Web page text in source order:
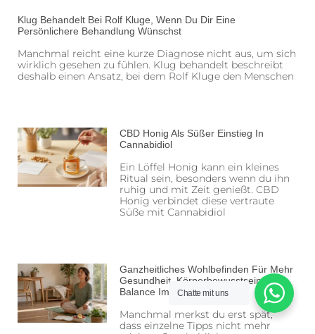
Klug Behandelt Bei Rolf Kluge, Wenn Du Dir Eine
Persönlichere Behandlung Wünschst
Manchmal reicht eine kurze Diagnose nicht aus, um sich
wirklich gesehen zu fühlen. Klug behandelt beschreibt
deshalb einen Ansatz, bei dem Rolf Kluge den Menschen
CBD Honig Als Süßer Einstieg In
Cannabidiol
Ein Löffel Honig kann ein kleines
Ritual sein, besonders wenn du ihn
ruhig und mit Zeit genießt. CBD
Honig verbindet diese vertraute
Süße mit Cannabidiol
Ganzheitliches Wohlbefinden Für Mehr
Gesundheit, Körperbewusstsein Und
Balance Im Leben
Manchmal merkst du erst spät,
dass einzelne Tipps nicht mehr
Chatte mit uns